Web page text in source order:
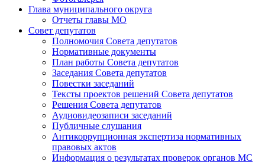
Глава муниципального округа
Отчеты главы МО
Совет депутатов
Полномочия Совета депутатов
Нормативные документы
План работы Совета депутатов
Заседания Cовета депутатов
Повестки заседаний
Тексты проектов решений Совета депутатов
Решения Совета депутатов
Аудиовидеозаписи заседаний
Публичные слушания
Антикоррупционная экспертиза нормативных
правовых актов
Информация о результатах проверок органов МС